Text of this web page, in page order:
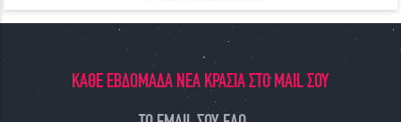
ΚΑΘΕ ΕΒΔΟΜΑΔΑ ΝΕΑ ΚΡΑΣΙΑ ΣΤΟ MAIL ΣΟΥ